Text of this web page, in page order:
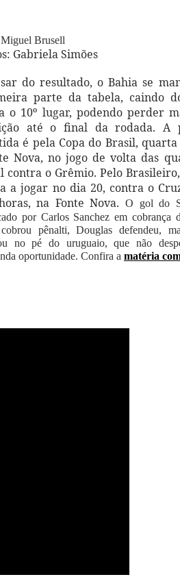
Brusell
Gabriela Simões
do resultado, o Bahia se
parte da tabela, caindo
o 10º lugar, podendo perder
até o final da rodada. A
é pela Copa do Brasil, quarta
Nova, no jogo de volta das
contra o Grêmio. Pelo
a jogar no dia 20, contra o
na Fonte Nova.O gol do
por Carlos Sanchez em cobrança
pênalti, Douglas defendeu,
no pé do uruguaio, que não
oportunidade. Confira a matéria